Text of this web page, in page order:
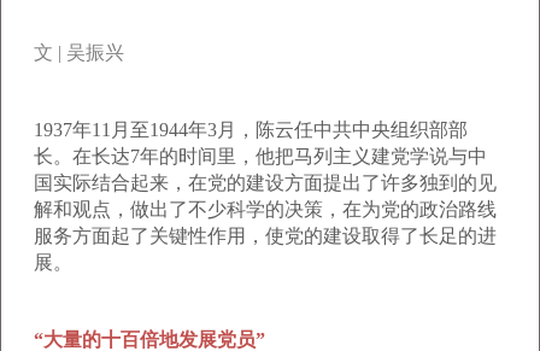
文 | 吴振兴
1937年11月至1944年3月，陈云任中共中央组织部部
长。在长达7年的时间里，他把马列主义建党学说与中
国实际结合起来，在党的建设方面提出了许多独到的见
解和观点，做出了不少科学的决策，在为党的政治路线
服务方面起了关键性作用，使党的建设取得了长足的进
展。
“大量的十百倍地发展党员”